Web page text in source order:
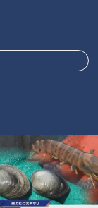
6分で氷が完成！5
が氷点下に！ 家電
の“最新ひえひえ家